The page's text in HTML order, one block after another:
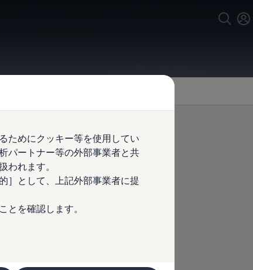
ためにクッキー等を使用してい
パートナー等の外部事業者と共
われます。
］として、上記外部事業者に提
とを確認します。